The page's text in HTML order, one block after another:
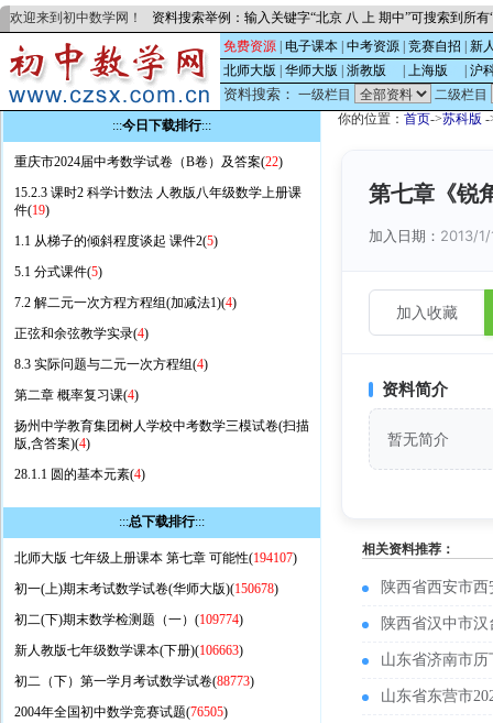
欢迎来到初中数学网！ 资料搜索举例：输入关键字“北京 八 上 期中”可搜索到所
免费资源 电子课本 中考资源 竞赛自招
新
北师大版
华师大版 浙教版 上海版 沪
资料搜索： 一级栏目
二级栏目
:::今日下载排行:::
重庆市2024届中考数学试卷（B卷）及答案(22)
15.2.3 课时2 科学计数法 人教版八年级数学上册课
件(19)
1.1 从梯子的倾斜程度谈起 课件2(5)
5.1 分式课件(5)
7.2 解二元一次方程方程组(加减法1)(4)
正弦和余弦教学实录(4)
8.3 实际问题与二元一次方程组(4)
第二章 概率复习课(4)
扬州中学教育集团树人学校中考数学三模试卷(扫描
版,含答案)(4)
28.1.1 圆的基本元素(4)
:::总下载排行:::
北师大版 七年级上册课本 第七章 可能性(194107)
初一(上)期末考试数学试卷(华师大版)(150678)
初二(下)期末数学检测题（一）(109774)
新人教版七年级数学课本(下册)(106663)
初二（下）第一学月考试数学试卷(88773)
2004年全国初中数学竞赛试题(76505)
你的位置： 首页->苏科版 -
第七章《锐
加入日期： 2013/
加入收藏
资料简介
暂无简介
相关资料推荐：
陕西省西安市
陕西省汉中市
山东省济南市
山东省东营市